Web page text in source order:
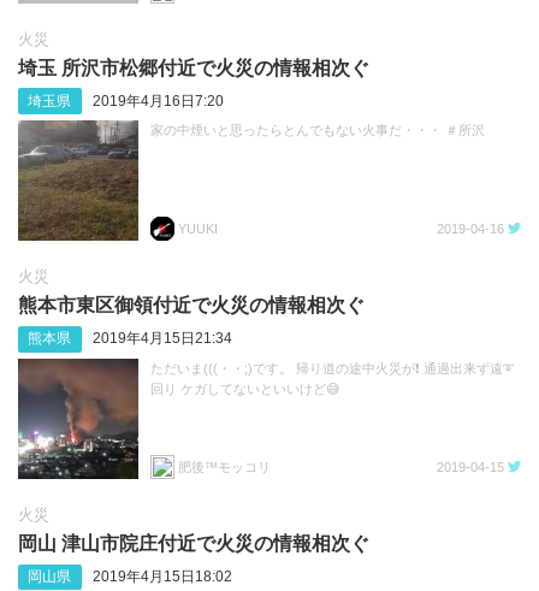
火災
埼玉 所沢市松郷付近で火災の情報相次ぐ
埼玉県 2019年4月16日7:20
家の中煙いと思ったらとんでもない火事だ・・・ ＃所沢
YUUKI 2019-04-16
火災
熊本市東区御領付近で火災の情報相次ぐ
熊本県 2019年4月15日21:34
ただいま(((・・;)です。 帰り道の途中火災が❗ 通過出来ず遠➰
回り ケガしてないといいけど😅
肥後™モッコリ 2019-04-15
火災
岡山 津山市院庄付近で火災の情報相次ぐ
岡山県 2019年4月15日18:02